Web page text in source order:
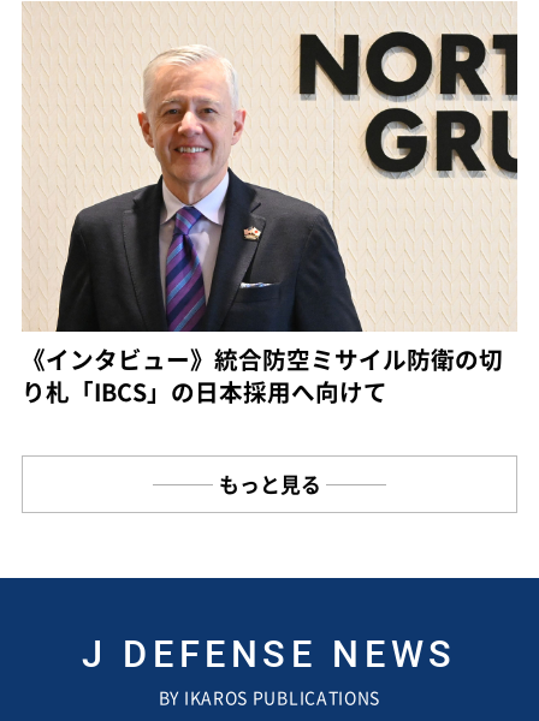
《インタビュー》統合防空ミサイル防衛の切
り札「IBCS」の日本採用へ向けて
もっと見る
J DEFENSE NEWS
BY IKAROS PUBLICATIONS